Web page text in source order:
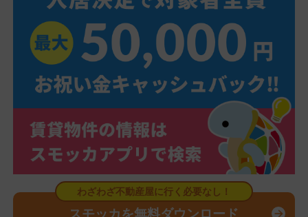
スモッカを無料ダウンロード